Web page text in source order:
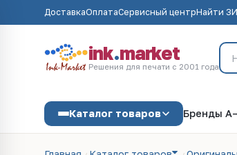
ДоставкаОплатаСервисный центрНайти
ink.market
Решения для печати с 2001 года
Каталог товаров Бренды